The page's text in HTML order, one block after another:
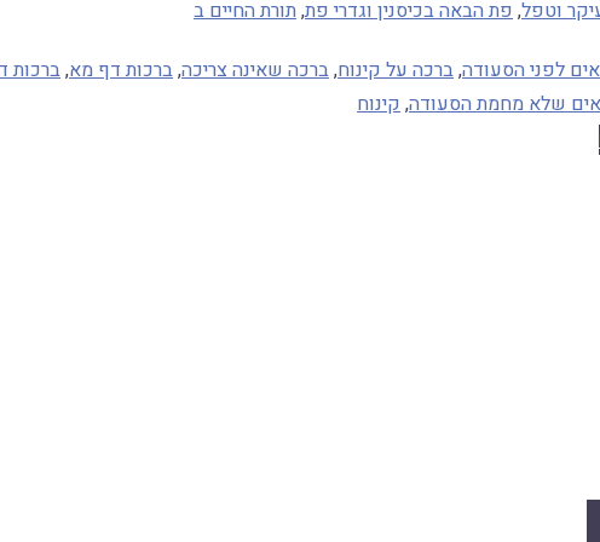
וטפל,פת הבאה בכיסנין וגדרי פת,תורת החיים ב
לפני הסעודה,ברכה על קינוח,ברכה שאינה צריכה,ברכות דף מא,ברכות
שלא מחמת הסעודה,קינוח